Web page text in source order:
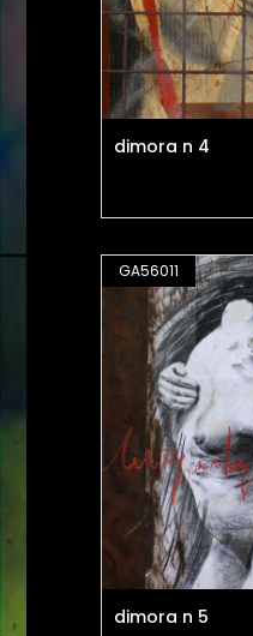
dimora n 4
GA56011
dimora n 5